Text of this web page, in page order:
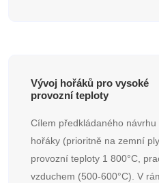
Vývoj hořáků pro vysoké
provozní teploty
Cílem předkládaného
hořáky (prioritně na zemní
provozní teploty 1 800°C,
vzduchem (500-600°C). V